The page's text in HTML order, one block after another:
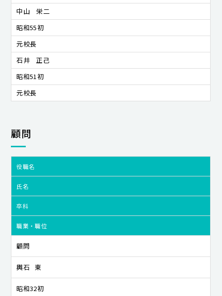
中山 栄二
昭和55初
元校長
石井 正己
昭和51初
元校長
顧問
役職名
氏名
卒科
職業・職位
顧問
輿石 東
昭和32初